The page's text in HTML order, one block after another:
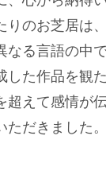
のお芝居は
なる言語の中
した作品を観
えて感情が
ただきました